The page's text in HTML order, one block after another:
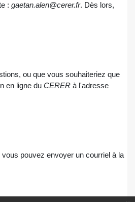
: gaetan.alen@cerer.fr. Dès lors,
ou que vous souhaiteriez que
en ligne du CERER à l'adresse
pouvez envoyer un courriel à la